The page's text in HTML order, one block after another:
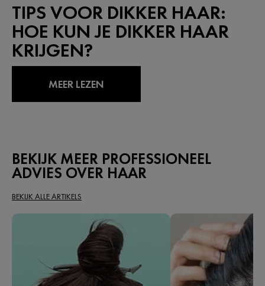
TIPS VOOR DIKKER HAAR:
HOE KUN JE DIKKER HAAR
KRIJGEN?
MEER LEZEN
BEKIJK MEER PROFESSIONEEL
ADVIES OVER HAAR
BEKIJK ALLE ARTIKELS